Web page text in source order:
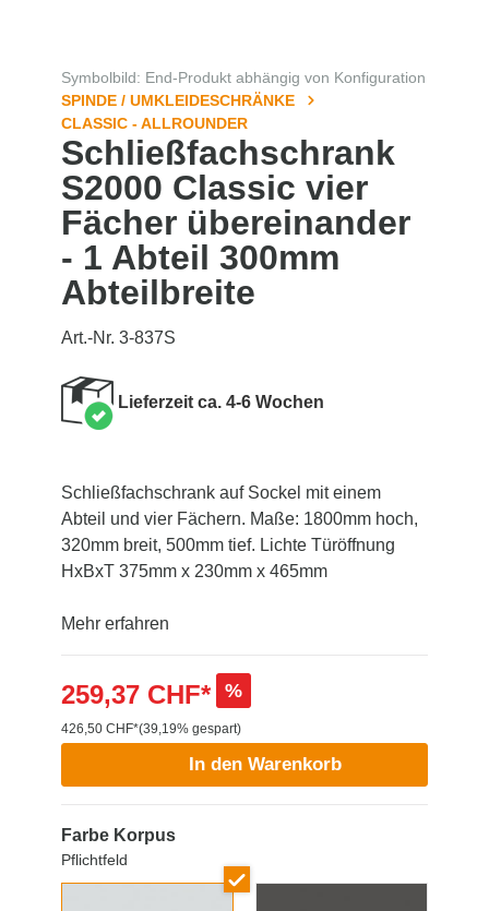
Symbolbild: End-Produkt abhängig von Konfiguration
SPINDE / UMKLEIDESCHRÄNKE
CLASSIC - ALLROUNDER
Schließfachschrank
S2000 Classic vier
Fächer übereinander
- 1 Abteil 300mm
Abteilbreite
Art.-Nr. 3-837S
Lieferzeit ca. 4-6 Wochen
Schließfachschrank auf Sockel mit einem
Abteil und vier Fächern. Maße: 1800mm hoch,
320mm breit, 500mm tief. Lichte Türöffnung
HxBxT 375mm x 230mm x 465mm
Mehr erfahren
259,37 CHF* %
426,50 CHF*(39,19% gespart)
In den Warenkorb
Farbe Korpus
Pflichtfeld